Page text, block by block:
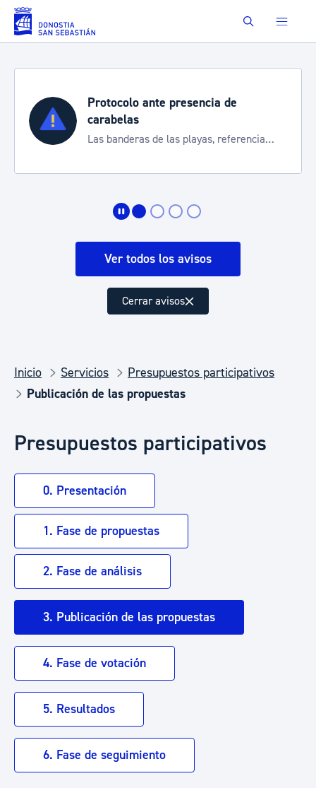
Saltar al contenido principal Buscar
Protocolo ante presencia de
carabelas
Las banderas de las playas, referencia
Ver todos los avisos
Cerrar avisos
Inicio Servicios
Presupuestos participativos
Publicación de las propuestas
Presupuestos participativos
0. Presentación
1. Fase de propuestas
2. Fase de análisis
3. Publicación de las propuestas
4. Fase de votación
5. Resultados
6. Fase de seguimiento